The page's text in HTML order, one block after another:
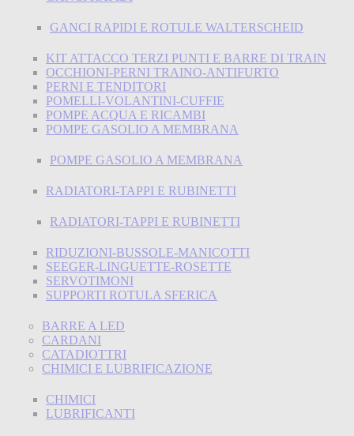
GANCI RAPIDI E ROTULE WALTERSCHEID
KIT ATTACCO TERZI PUNTI E BARRE DI TRAIN
OCCHIONI-PERNI TRAINO-ANTIFURTO
PERNI E TENDITORI
POMELLI-VOLANTINI-CUFFIE
POMPE ACQUA E RICAMBI
POMPE GASOLIO A MEMBRANA
POMPE GASOLIO A MEMBRANA
RADIATORI-TAPPI E RUBINETTI
RADIATORI-TAPPI E RUBINETTI
RIDUZIONI-BUSSOLE-MANICOTTI
SEEGER-LINGUETTE-ROSETTE
SERVOTIMONI
SUPPORTI ROTULA SFERICA
BARRE A LED
CARDANI
CATADIOTTRI
CHIMICI E LUBRIFICAZIONE
CHIMICI
LUBRIFICANTI